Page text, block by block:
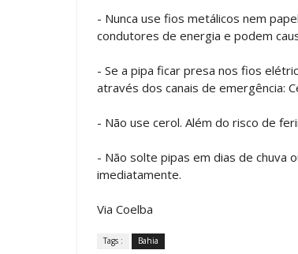
- Nunca use fios metálicos nem
condutores de energia e podem
- Se a pipa ficar presa nos fios
através dos canais de emergência:
- Não use cerol. Além do risco de
- Não solte pipas em dias de chuva
imediatamente.
Via Coelba
Tags : Bahia